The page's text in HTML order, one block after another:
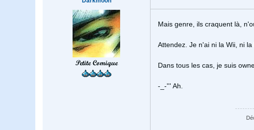
Petite Comique
Mais genre, ils craquent là,
Attendez. Je n'ai ni la Wii, ni
Dans tous les cas, je suis
-_-''' Ah.